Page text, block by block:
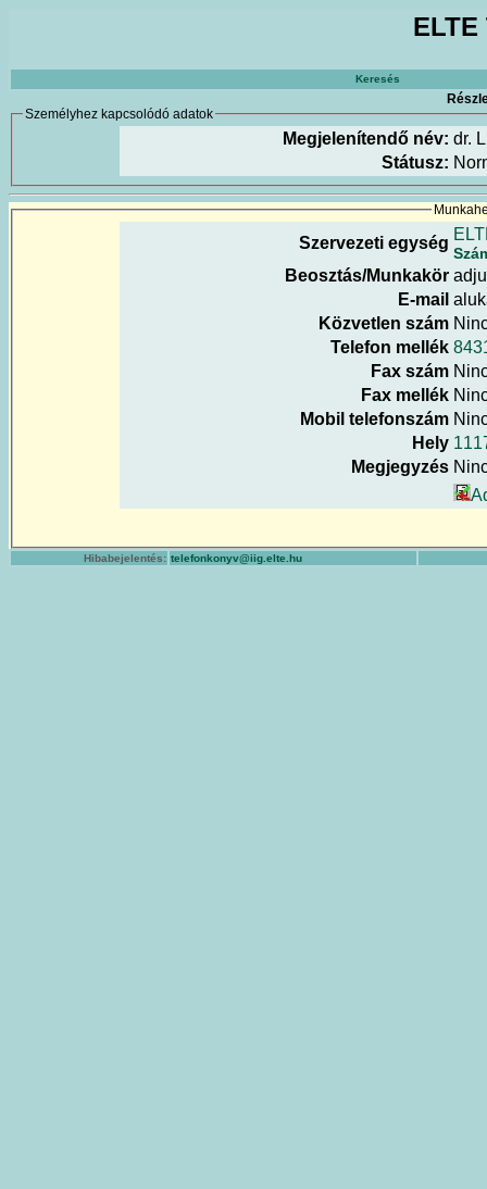
Keresés
Személyhez kapcsolódó adatok
Megjelenítendő név: dr.
Státusz:
Szervezeti egység
Beosztás/Munkakör
E-mail
Közvetlen szám
Telefon mellék
Fax szám
Fax mellék
Mobil telefonszám
Hely
Megjegyzés
Hibabejelentés: telefonkonyv@iig.elte.hu